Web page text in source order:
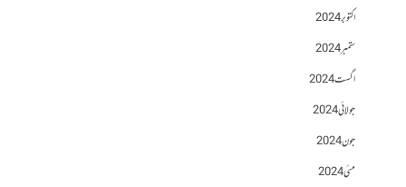
اکتوبر 2024
ستمبر 2024
اگست 2024
جولائی 2024
جون 2024
مئی 2024